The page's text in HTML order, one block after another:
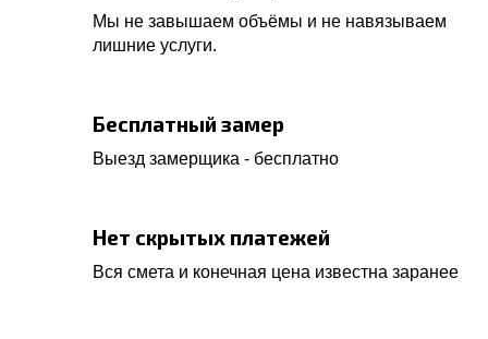
Мы не завышаем объёмы и не навязываем
лишние услуги.
Бесплатный замер
Выезд замерщика - бесплатно
Нет скрытых платежей
Вся смета и конечная цена известна заранее